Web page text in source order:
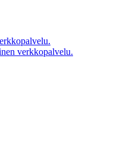
verkkopalvelu.